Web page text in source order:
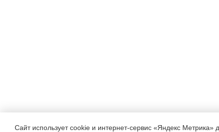
Сайт использует cookie и интернет-сервис «Яндекс Метрика»